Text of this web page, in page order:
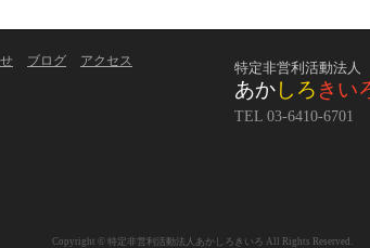
ブログ
アクセス
特定非営利活動法人
あかしろ きい
TEL 03-6410-6701
Copyright © 特定非営利活動法人あかしろきいろ All Rights Reserved.